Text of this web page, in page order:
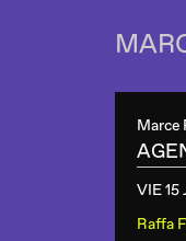
Marce
VIE 15
Raffa